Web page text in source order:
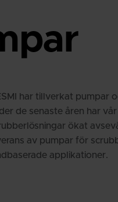
har tillverkat pumpar
de senaste åren har
ökat
av pumpar för
applikationer.